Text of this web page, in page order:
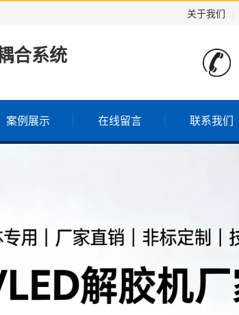
关于我们
合系统
案例展示 在线留言 联系我们